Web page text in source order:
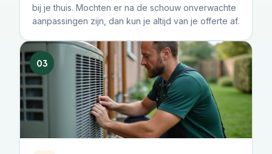
bij je thuis. Mochten er na de schouw onverwachte
aanpassingen zijn, dan kun je altijd van je offerte af.
03